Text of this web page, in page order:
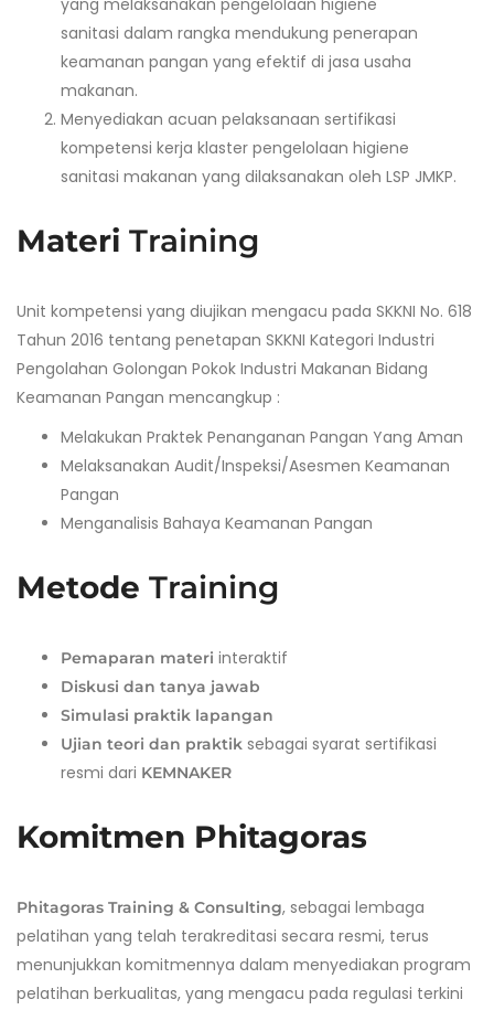
yang melaksanakan pengelolaan higiene
sanitasi dalam rangka mendukung penerapan
keamanan pangan yang efektif di jasa usaha
makanan.
Menyediakan acuan pelaksanaan sertifikasi
kompetensi kerja klaster pengelolaan higiene
sanitasi makanan yang dilaksanakan oleh LSP JMKP.
Materi Training
Unit kompetensi yang diujikan mengacu pada SKKNI No. 618
Tahun 2016 tentang penetapan SKKNI Kategori Industri
Pengolahan Golongan Pokok Industri Makanan Bidang
Keamanan Pangan mencangkup :
Melakukan Praktek Penanganan Pangan Yang Aman
Melaksanakan Audit/Inspeksi/Asesmen Keamanan
Pangan
Menganalisis Bahaya Keamanan Pangan
Metode Training
Pemaparan materi interaktif
Diskusi dan tanya jawab
Simulasi praktik lapangan
Ujian teori dan praktik sebagai syarat sertifikasi
resmi dari KEMNAKER
Komitmen Phitagoras
Phitagoras Training & Consulting, sebagai lembaga
pelatihan yang telah terakreditasi secara resmi, terus
menunjukkan komitmennya dalam menyediakan program
pelatihan berkualitas, yang mengacu pada regulasi terkini